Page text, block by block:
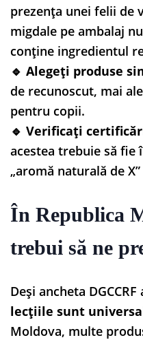
prezența unei felii de
migdale pe ambalaj
conține ingredientul
🔹 Alegeți produse
de recunoscut, mai
pentru copii.
🔹 Verificați
acestea trebuie să fie
„aromă naturală de
În Republica
trebui să ne
Deși ancheta
lecțiile sunt
Moldova, multe